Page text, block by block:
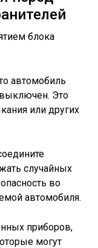
автомобиль
выключен. Это
или других
случайных
во
автомобиля.
приборов,
могут